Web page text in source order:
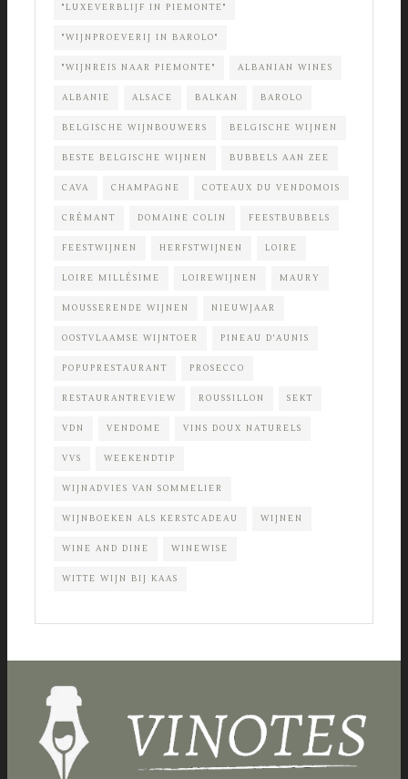
"LUXEVERBLIJF IN PIEMONTE"
"WIJNPROEVERIJ IN BAROLO"
"WIJNREIS NAAR PIEMONTE" ALBANIAN WINES
ALBANIE ALSACE BALKAN BAROLO
BELGISCHE WIJNBOUWERS BELGISCHE WIJNEN
BESTE BELGISCHE WIJNEN BUBBELS AAN ZEE
CAVA CHAMPAGNE COTEAUX DU VENDOMOIS
CRÉMANT DOMAINE COLIN FEESTBUBBELS
FEESTWIJNEN HERFSTWIJNEN LOIRE
LOIRE MILLÉSIME LOIREWIJNEN MAURY
MOUSSERENDE WIJNEN NIEUWJAAR
OOSTVLAAMSE WIJNTOER PINEAU D'AUNIS
POPUPRESTAURANT PROSECCO
RESTAURANTREVIEW ROUSSILLON SEKT
VDN VENDOME VINS DOUX NATURELS
VVS WEEKENDTIP
WIJNADVIES VAN SOMMELIER
WIJNBOEKEN ALS KERSTCADEAU WIJNEN
WINE AND DINE WINEWISE
WITTE WIJN BIJ KAAS